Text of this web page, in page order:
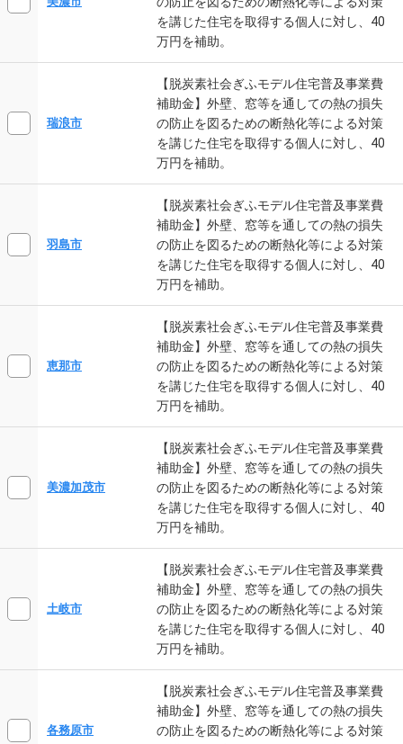
を講じた住宅を取得する個人に対し、40
万円を補助。
瑞浪市
【脱炭素社会ぎふモデル住宅普及事業費
補助金】外壁、窓等を通しての熱の損失
の防止を図るための断熱化等による対策
を講じた住宅を取得する個人に対し、40
万円を補助。
羽島市
【脱炭素社会ぎふモデル住宅普及事業費
補助金】外壁、窓等を通しての熱の損失
の防止を図るための断熱化等による対策
を講じた住宅を取得する個人に対し、40
万円を補助。
恵那市
【脱炭素社会ぎふモデル住宅普及事業費
補助金】外壁、窓等を通しての熱の損失
の防止を図るための断熱化等による対策
を講じた住宅を取得する個人に対し、40
万円を補助。
美濃加茂市
【脱炭素社会ぎふモデル住宅普及事業費
補助金】外壁、窓等を通しての熱の損失
の防止を図るための断熱化等による対策
を講じた住宅を取得する個人に対し、40
万円を補助。
土岐市
【脱炭素社会ぎふモデル住宅普及事業費
補助金】外壁、窓等を通しての熱の損失
の防止を図るための断熱化等による対策
を講じた住宅を取得する個人に対し、40
万円を補助。
各務原市
【脱炭素社会ぎふモデル住宅普及事業費
補助金】外壁、窓等を通しての熱の損失
の防止を図るための断熱化等による対策